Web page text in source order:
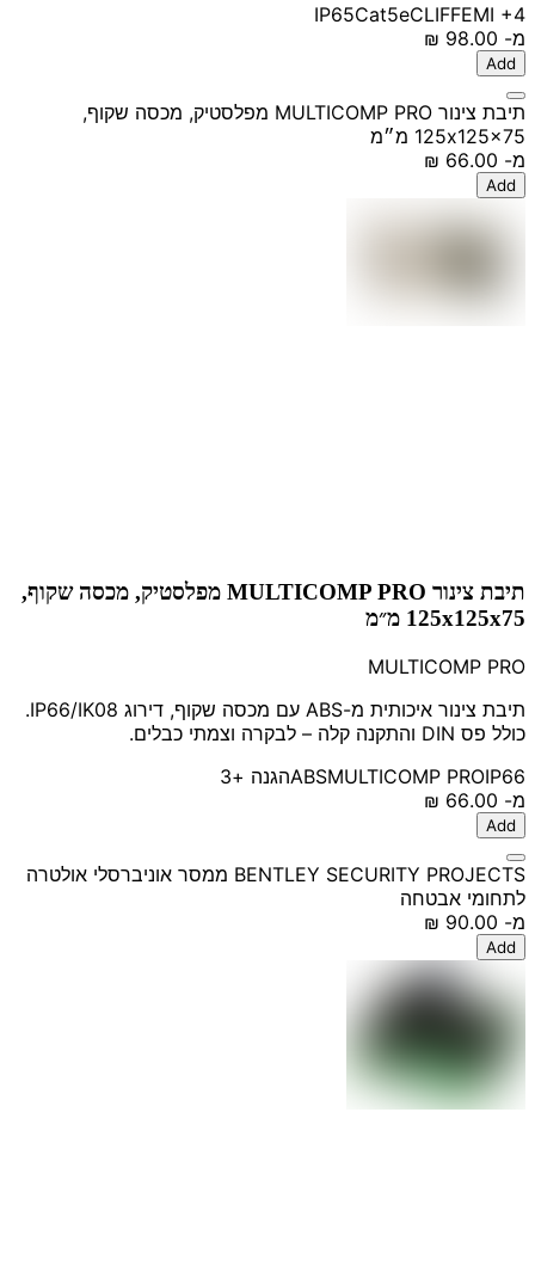
IP65Cat5eCLIFFEMI +4
מ-
Add
תיבת צינור MULTICOMP PRO מפלסטיק, מכסה שקוף,
125x125x75 מ״מ
מ-
Add
תיבת צינור MULTICOMP PRO מפלסטיק, מכסה שקוף,
125x125x75 מ״מ
MULTICOMP PRO
תיבת צינור איכותית מ-ABS עם מכסה שקוף, דירוג IP66/IK08.
כולל פס DIN והתקנה קלה – לבקרה וצמתי כבלים.
ABSMULTICOMP PROIP66 הגנה +3
מ-
Add
BENTLEY SECURITY PROJECTS ממסר אוניברסלי אולטרה
לתחומי אבטחה
מ-
Add